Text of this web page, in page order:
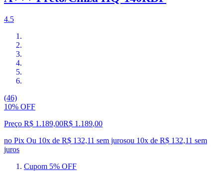
4.5
(46)
10% OFF
Preço R$ 1.189,00R$ 1.189,00
no Pix Ou 10x de R$ 132,11 sem jurosou 10x de R$ 132,11 sem
juros
Cupom 5% OFF